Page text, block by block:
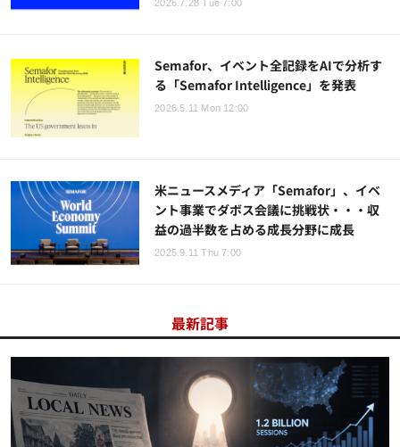
2026.7.28 Tue 7:00
Semafor、イベント全記録をAIで分析す
る「Semafor Intelligence」を発表
2026.5.11 Mon 12:00
米ニュースメディア「Semafor」、イベ
ント事業でダボス会議に挑戦状・・・収
益の過半数を占める成長分野に成長
2025.9.11 Thu 7:00
最新記事